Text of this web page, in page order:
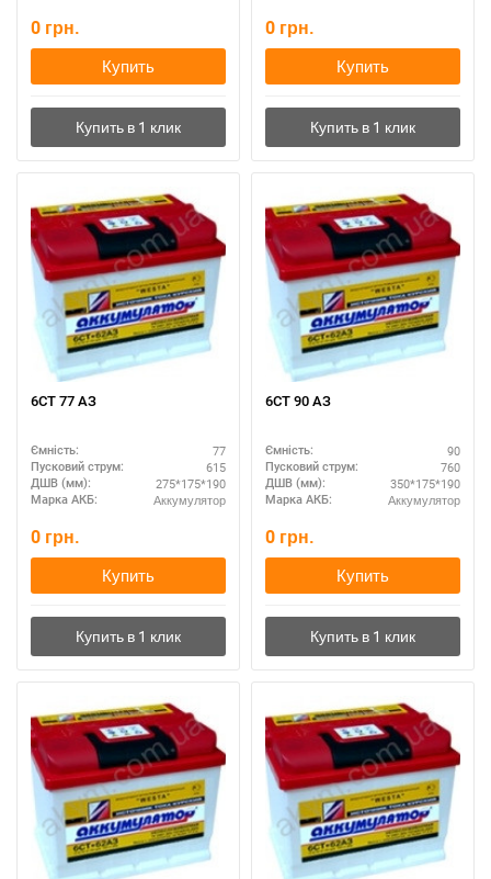
0 грн.
Купить
0 грн.
Купить
6СТ 77 АЗ
Ємність: 77
Пусковий струм: 615
ДШВ (мм): 275*175*190
Марка АКБ: Аккумулятор
0 грн.
Купить
6СТ 90 АЗ
Ємність: 90
Пусковий струм: 760
ДШВ (мм): 350*175*190
Марка АКБ: Аккумулятор
0 грн.
Купить
Написати в Viber Написати в Telegram